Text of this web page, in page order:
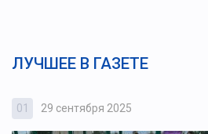
ЛУЧШЕЕ В ГАЗЕТЕ
01 29 сентября 2025